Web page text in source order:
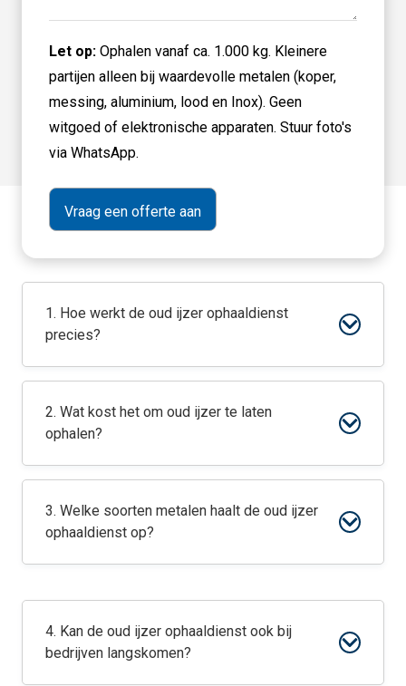
Let op: Ophalen vanaf ca. 1.000 kg. Kleinere
partijen alleen bij waardevolle metalen (koper,
messing, aluminium, lood en Inox). Geen
witgoed of elektronische apparaten. Stuur foto's
via WhatsApp.
1. Hoe werkt de oud ijzer ophaaldienst
precies?
2. Wat kost het om oud ijzer te laten
ophalen?
3. Welke soorten metalen haalt de oud ijzer
ophaaldienst op?
4. Kan de oud ijzer ophaaldienst ook bij
bedrijven langskomen?